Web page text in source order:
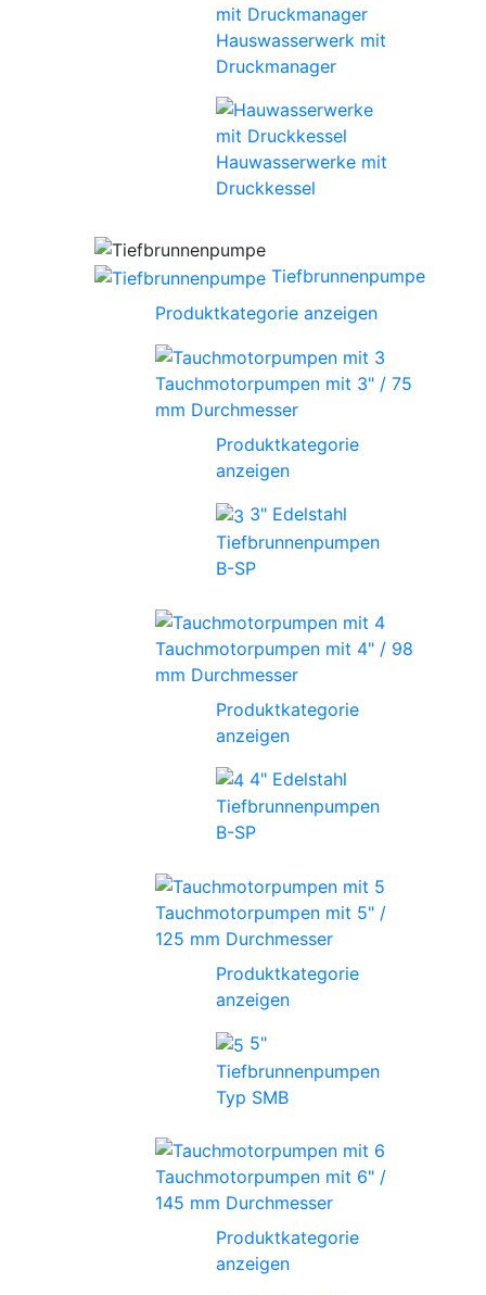
Hauswasserwerk mit
Druckmanager
Hauwasserwerke mit
Druckkessel
Tiefbrunnenpumpe
Produktkategorie anzeigen
Tauchmotorpumpen mit 3" / 75
mm Durchmesser
Produktkategorie
anzeigen
3" Edelstahl
Tiefbrunnenpumpen
B-SP
Tauchmotorpumpen mit 4" / 98
mm Durchmesser
Produktkategorie
anzeigen
4" Edelstahl
Tiefbrunnenpumpen
B-SP
Tauchmotorpumpen mit 5" /
125 mm Durchmesser
Produktkategorie
anzeigen
5"
Tiefbrunnenpumpen
Typ SMB
Tauchmotorpumpen mit 6" /
145 mm Durchmesser
Produktkategorie
anzeigen